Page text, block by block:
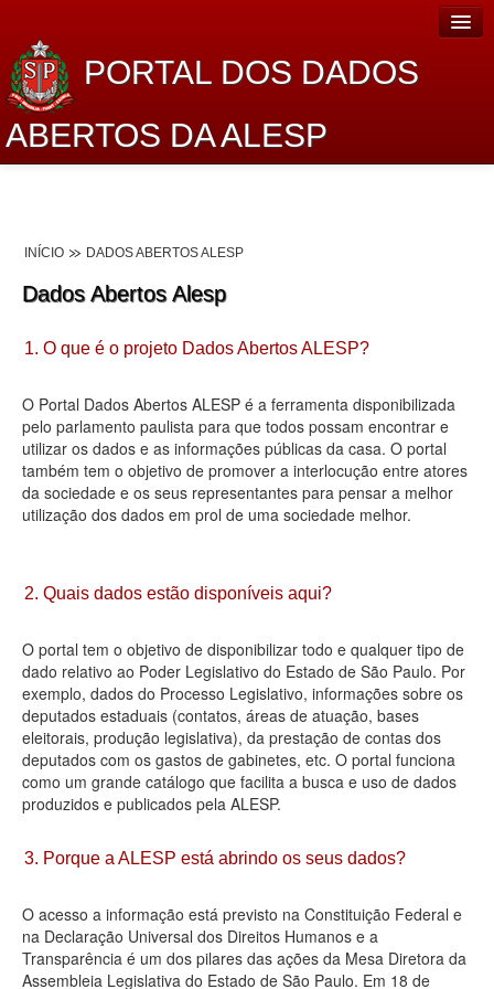
PORTAL DOS DADOS
ABERTOS DA ALESP
Lei de Acesso à Informação
Dados Governamentais Abertos
Planejamento
Catálogo de dados
Processo Legislativo
Deputados Estaduais
Agenda
Perguntas frequentes
Contato
INÍCIO DADOS ABERTOS ALESP
Dados Abertos Alesp
1. O que é o projeto Dados Abertos ALESP?
O Portal Dados Abertos ALESP é a ferramenta disponibilizada
pelo parlamento paulista para que todos possam encontrar e
utilizar os dados e as informações públicas da casa. O portal
também tem o objetivo de promover a interlocução entre atores
da sociedade e os seus representantes para pensar a melhor
utilização dos dados em prol de uma sociedade melhor.
2. Quais dados estão disponíveis aqui?
O portal tem o objetivo de disponibilizar todo e qualquer tipo de
dado relativo ao Poder Legislativo do Estado de São Paulo. Por
exemplo, dados do Processo Legislativo, informações sobre os
deputados estaduais (contatos, áreas de atuação, bases
eleitorais, produção legislativa), da prestação de contas dos
deputados com os gastos de gabinetes, etc. O portal funciona
como um grande catálogo que facilita a busca e uso de dados
produzidos e publicados pela ALESP.
3. Porque a ALESP está abrindo os seus dados?
O acesso a informação está previsto na Constituição Federal e
na Declaração Universal dos Direitos Humanos e a
Transparência é um dos pilares das ações da Mesa Diretora da
Assembleia Legislativa do Estado de São Paulo. Em 18 de